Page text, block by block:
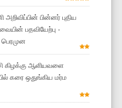
அறிவிப்பின் பின்னர் புதிய
பதவியேற்பு -
கிழக்கு ஆளியவளை
கரை ஒதுங்கிய மர்ம